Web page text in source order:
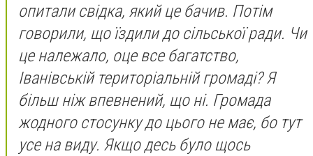
опитали свідка, який це бачив. Потім
говорили, що їздили до сільської ради. Чи
це належало, оце все багатство,
Іванівській територіальній громаді? Я
більш ніж впевнений, що ні. Громада
жодного стосунку до цього не має, бо тут
усе на виду. Якщо десь було щось